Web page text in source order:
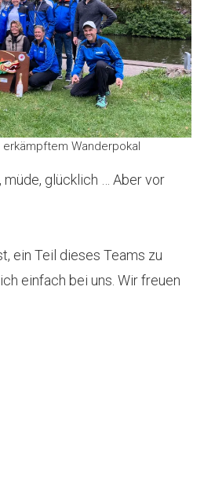
Wanderpokal
müde, glücklich … Aber vor
ein Teil dieses Teams zu
einfach bei uns. Wir freuen